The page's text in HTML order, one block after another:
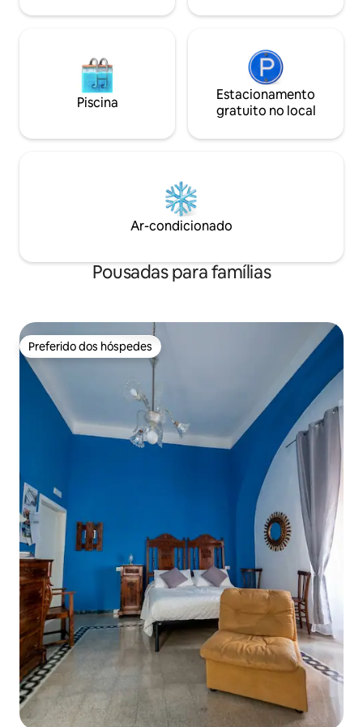
Piscina
Estacionamento
gratuito no local
Ar-condicionado
Pousadas para famílias
Preferido dos hóspedes
Preferido dos hóspedes